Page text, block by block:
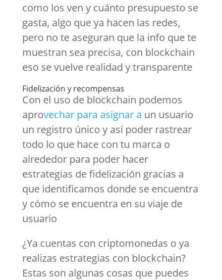
como los ven y cuánto presupuesto se
gasta, algo que ya hacen las redes,
pero no te aseguran que la info que te
muestran sea precisa, con blockchain
eso se vuelve realidad y transparente
Fidelización y recompensas
Con el uso de blockchain podemos
aprovechar para asignar a un usuario
un registro único y así poder rastrear
todo lo que hace con tu marca o
alrededor para poder hacer
estrategias de fidelización gracias a
que identificamos donde se encuentra
y cómo se encuentra en su viaje de
usuario
¿Ya cuentas con criptomonedas o ya
realizas estrategias con blockchain?
Estas son algunas cosas que puedes